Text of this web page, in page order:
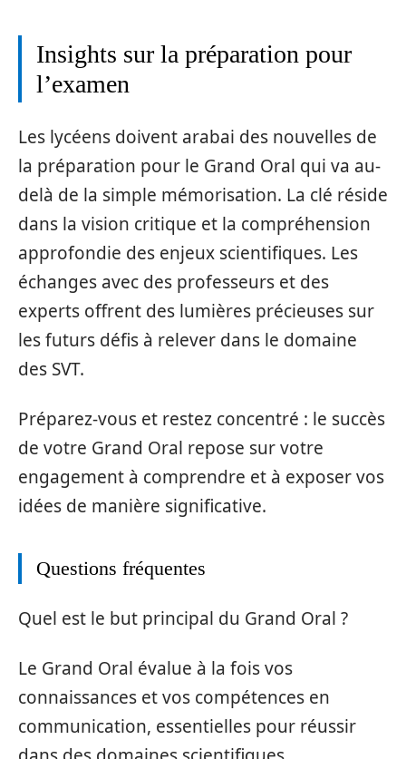
Insights sur la préparation pour
l’examen
Les lycéens doivent arabai des nouvelles de
la préparation pour le Grand Oral qui va au-
delà de la simple mémorisation. La clé réside
dans la vision critique et la compréhension
approfondie des enjeux scientifiques. Les
échanges avec des professeurs et des
experts offrent des lumières précieuses sur
les futurs défis à relever dans le domaine
des SVT.
Préparez-vous et restez concentré : le succès
de votre Grand Oral repose sur votre
engagement à comprendre et à exposer vos
idées de manière significative.
Questions fréquentes
Quel est le but principal du Grand Oral ?
Le Grand Oral évalue à la fois vos
connaissances et vos compétences en
communication, essentielles pour réussir